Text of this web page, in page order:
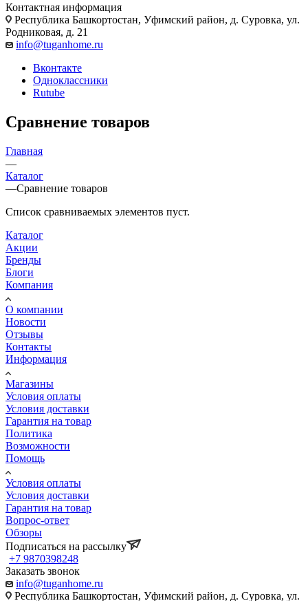
Контактная информация
Республика Башкортостан, Уфимский район, д. Суровка, ул.
Родниковая, д. 21
info@tuganhome.ru
Вконтакте
Одноклассники
Rutube
Сравнение товаров
Главная
—
Каталог
—Сравнение товаров
Список сравниваемых элементов пуст.
Каталог
Акции
Бренды
Блоги
Компания
О компании
Новости
Отзывы
Контакты
Информация
Магазины
Условия оплаты
Условия доставки
Гарантия на товар
Политика
Возможности
Помощь
Условия оплаты
Условия доставки
Гарантия на товар
Вопрос-ответ
Обзоры
Подписаться на рассылку
+7 9870398248
Заказать звонок
info@tuganhome.ru
Республика Башкортостан, Уфимский район, д. Суровка, ул.